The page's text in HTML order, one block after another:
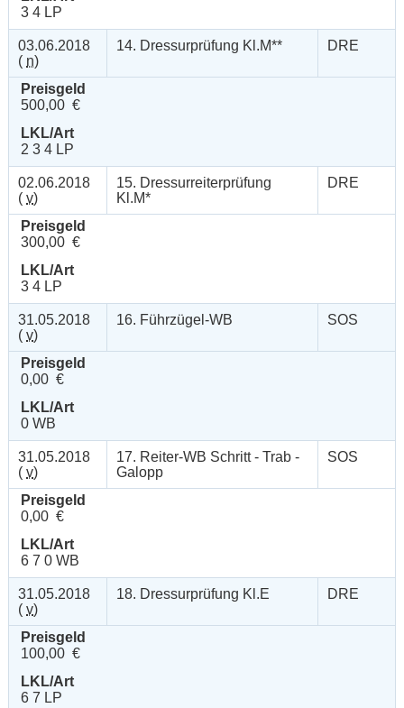
3 4 LP
03.06.2018
( n)
14. Dressurprüfung Kl.M** DRE
Preisgeld
500,00 €
LKL/Art
2 3 4 LP
02.06.2018
( v)
15. Dressurreiterprüfung
Kl.M*
DRE
Preisgeld
300,00 €
LKL/Art
3 4 LP
31.05.2018
( v)
16. Führzügel-WB SOS
Preisgeld
0,00 €
LKL/Art
0 WB
31.05.2018
( v)
17. Reiter-WB Schritt - Trab -
Galopp
SOS
Preisgeld
0,00 €
LKL/Art
6 7 0 WB
31.05.2018
( v)
18. Dressurprüfung Kl.E DRE
Preisgeld
100,00 €
LKL/Art
6 7 LP